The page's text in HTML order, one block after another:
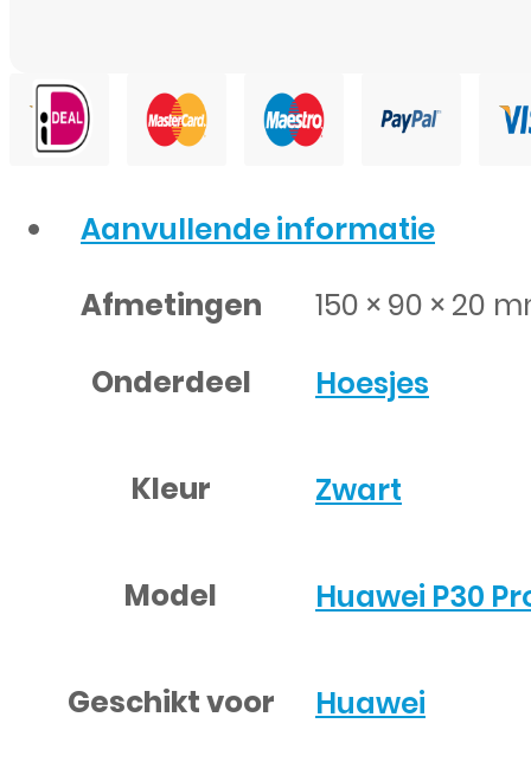
Aanvullende informatie
Afmetingen
150 × 90 × 20
Onderdeel
Hoesjes
Kleur Zwart
Model Huawei P30
Geschikt voor Huawei